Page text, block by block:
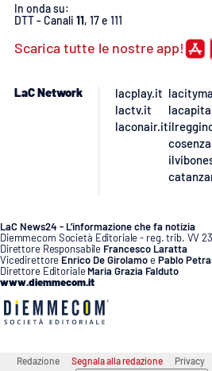
In onda su:
DTT - Canali 11, 17 e 111
Scarica tutte le nostre app!
LaC Network
lacplay.it
lactv.it
laconair.it
LaC News24 - L’informazione che fa notizia
Diemmecom Società Editoriale - reg. trib. VV
Direttore Responsabile Francesco Laratta
Vicedirettore Enrico De GirolamoePablo
Direttore Editoriale Maria Grazia Falduto
www.diemmecom.it
Redazione Segnala alla redazione Privacy